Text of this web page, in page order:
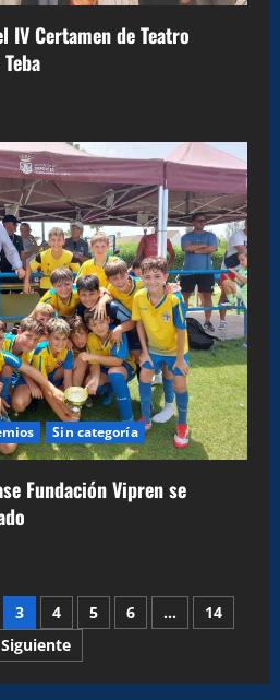
IV Certamen de Teatro
Sin categoría
Fundación Vipren se
3 4 5 6 …
14
Siguiente